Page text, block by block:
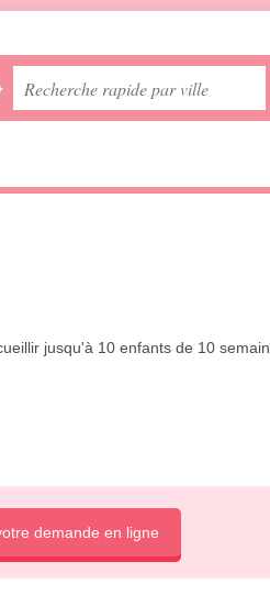
jusqu'à 10 enfants de 10
demande en ligne